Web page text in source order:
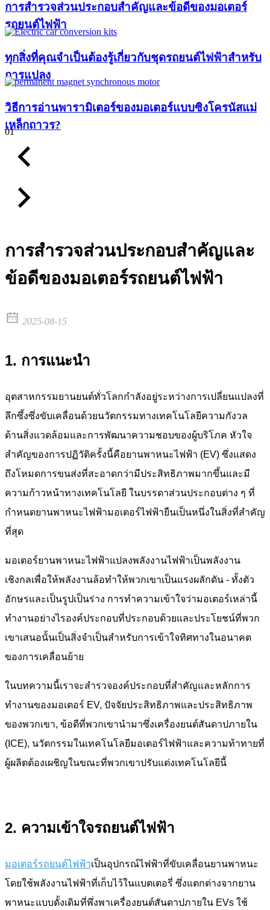
การสำรวจส่วนประกอบสำคัญและข้อดีของมอเตอร์
รถยนต์ไฟฟ้า
ทุกสิ่งที่คุณจำเป็นต้องรู้เกี่ยวกับชุดรถยนต์ไฟฟ้าสำหรับ
การแปลง
วิธีการอ่านพารามิเตอร์ของมอเตอร์แบบซิงโครนัสแม่
เหล็กถาวร?
01
การสำรวจส่วนประกอบสำคัญและ
ข้อดีของมอเตอร์รถยนต์ไฟฟ้า
2025-08-15
1. การแนะนำ
อุตสาหกรรมยานยนต์ทั่วโลกกำลังอยู่ระหว่างการเปลี่ยนแปลงที่
ลึกซึ้งซึ่งขับเคลื่อนด้วยนวัตกรรมทางเทคโนโลยีความกังวล
ด้านสิ่งแวดล้อมและการพัฒนาความชอบของผู้บริโภค หัวใจ
สำคัญของการปฏิวัติครั้งนี้คือยานพาหนะไฟฟ้า (EV) ซึ่งแสดง
ถึงโหมดการขนส่งที่สะอาดกว่ามีประสิทธิภาพมากขึ้นและมี
ความก้าวหน้าทางเทคโนโลยี ในบรรดาส่วนประกอบต่าง ๆ ที่
กำหนดยานพาหนะไฟฟ้ามอเตอร์ไฟฟ้ายืนเป็นหนึ่งในสิ่งที่สำคัญ
ที่สุด
มอเตอร์ยานพาหนะไฟฟ้าแปลงพลังงานไฟฟ้าเป็นพลังงาน
เชิงกลเพื่อให้พลังงานล้อทำให้พวกเขาเป็นแรงผลักดัน - ทั้งตัว
อักษรและเป็นรูปเป็นร่าง การทำความเข้าใจว่ามอเตอร์เหล่านี้
ทำงานอย่างไรองค์ประกอบที่ประกอบด้วยและประโยชน์ที่พวก
เขาเสนอนั้นเป็นสิ่งจำเป็นสำหรับการเข้าใจทิศทางในอนาคต
ของการเคลื่อนย้าย
ในบทความนี้เราจะสำรวจองค์ประกอบที่สำคัญและหลักการ
ทำงานของมอเตอร์ EV, ปัจจัยประสิทธิภาพและประสิทธิภาพ
ของพวกเขา, ข้อดีที่พวกเขานำมาซึ่งเครื่องยนต์สันดาปภายใน
(ICE), นวัตกรรมในเทคโนโลยีมอเตอร์ไฟฟ้าและความท้าทายที่
ผู้ผลิตต้องเผชิญในขณะที่พวกเขาปรับแต่งเทคโนโลยีนี้
2. ความเข้าใจรถยนต์ไฟฟ้า
มอเตอร์รถยนต์ไฟฟ้าเป็นอุปกรณ์ไฟฟ้าที่ขับเคลื่อนยานพาหนะ
โดยใช้พลังงานไฟฟ้าที่เก็บไว้ในแบตเตอรี่ ซึ่งแตกต่างจากยาน
พาหนะแบบดั้งเดิมที่พึ่งพาเครื่องยนต์สันดาปภายใน EVs ใช้